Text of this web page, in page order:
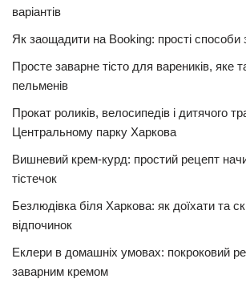
варіантів
Як заощадити на Booking: прості способи
Просте заварне тісто для вареників, яке
пельменів
Прокат роликів, велосипедів і дитячого
Центральному парку Харкова
Вишневий крем-курд: простий рецепт
тістечок
Безлюдівка біля Харкова: як доїхати та
відпочинок
Еклери в домашніх умовах: покроковий
заварним кремом